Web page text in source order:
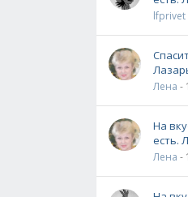
lfprivet
Лена -
На
есть.
Лена -